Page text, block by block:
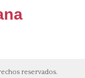
reservados.